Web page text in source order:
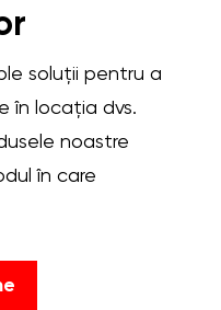
soluții pentru a
în locația dvs.
noastre
în care